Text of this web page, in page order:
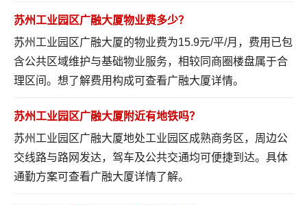
苏州工业园区广融大厦物业费多少？
苏州工业园区广融大厦的物业费为15.9元/平/月，费用已包
含公共区域维护与基础物业服务，相较同商圈楼盘属于合
理区间。想了解费用构成可查看广融大厦详情。
苏州工业园区广融大厦附近有地铁吗？
苏州工业园区广融大厦地处工业园区成熟商务区，周边公
交线路与路网发达，驾车及公共交通均可便捷到达。具体
通勤方案可查看广融大厦详情了解。